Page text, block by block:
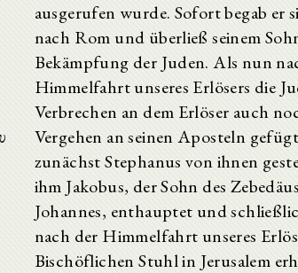
ausgerufen wurde. Sofort begab er
nach Rom und überließ seinem
Bekämpfung der Juden. Als nun
Himmelfahrt unseres Erlösers die
Verbrechen an dem Erlöser auch
Vergehen an seinen Aposteln
zunächst Stephanus von ihnen
ihm Jakobus, der Sohn des
Johannes, enthauptet und
nach der Himmelfahrt unseres
Bischöflichen Stuhl in Jerusalem